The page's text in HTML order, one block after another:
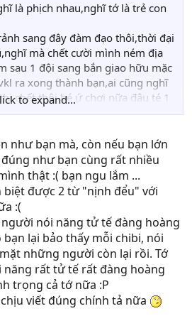
là phịch nhau,nghĩ tớ là trẻ con
sang đây đàm đạo thôi,thời đại
mà chết cười mình ném địa
sau 1 đội sang bắn giao hữu mặc
ra xong thành bạn,ai cũng nghĩ
chết thôi bé ứ chơi nữa đâu té 1
ghét bé sang chém thật mà ko
thì hài quá,thấy mỗi chibi còn
tí thì còn có tí kính trọng chứ
xin phép nó vẫn chọt thi nói làm
to expand...
như bạn mà, còn nếu bạn lớn
như bạn cùng rất nhiều
thật :( bạn ngu lắm ...
được 2 từ "nịnh đểu" với
:(
nói năng tử tế đàng hoàng
lại bảo thấy mỗi chibi, nói
những người còn lại rồi. Tớ
rất tử tế rất đàng hoàng
trọng cả tớ nữa :P
viết đúng chính tả nữa